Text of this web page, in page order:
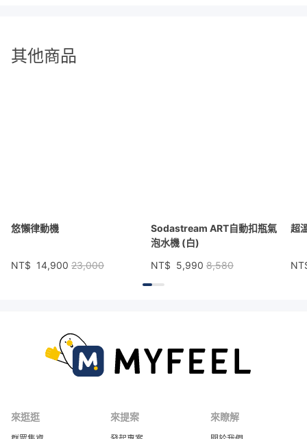
其他商品
悠懶律動機
NT$ 14,900 23,000
Sodastream ART自動扣瓶氣
泡水機 (白)
NT$ 5,990 8,580
超
來逛逛 來提案 來瞭解